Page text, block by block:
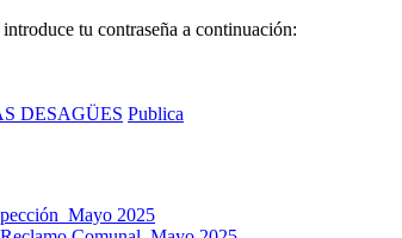
tu contraseña a continuación:
DESAGÜES Publica
2025